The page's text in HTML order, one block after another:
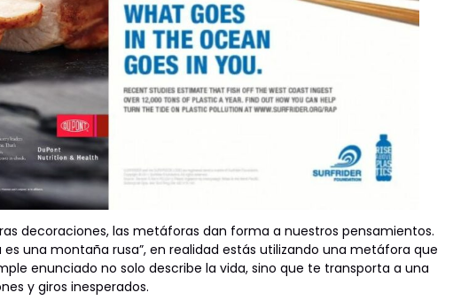
decoraciones, las metáforas dan forma a nuestros pensamientos.
una montaña rusa”, en realidad estás utilizando una metáfora que
enunciado no solo describe la vida, sino que te transporta a una
y giros inesperados.